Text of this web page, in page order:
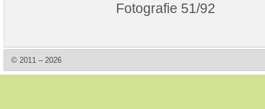
Fotografie 51/92
© 2011 – 2026